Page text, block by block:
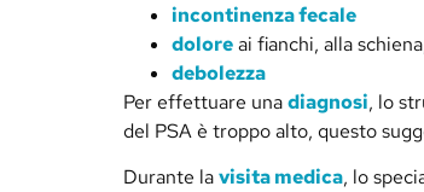
incontinenza fecale
doloreai fianchi, alla
debolezza
Per effettuare unadiagnosi, lo
del PSA è troppo alto, questo
Durante lavisita medica, lo